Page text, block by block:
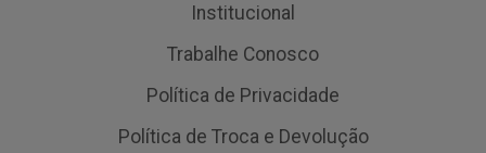
Institucional
Trabalhe Conosco
Política de Privacidade
Política de Troca e Devolução